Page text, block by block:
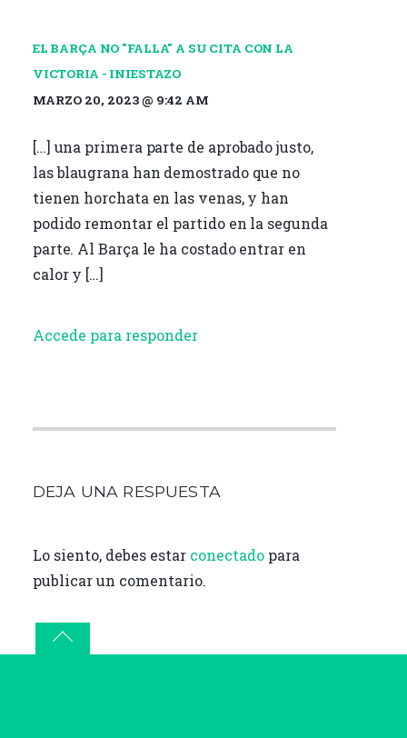
EL BARÇA NO "FALLA" A SU CITA CON LA
VICTORIA - INIESTAZO
MARZO 20, 2023 @ 9:42 AM
[…] una primera parte de aprobado justo,
las blaugrana han demostrado que no
tienen horchata en las venas, y han
podido remontar el partido en la segunda
parte. Al Barça le ha costado entrar en
calor y […]
Accede para responder
DEJA UNA RESPUESTA
Lo siento, debes estar conectadopara
publicar un comentario.